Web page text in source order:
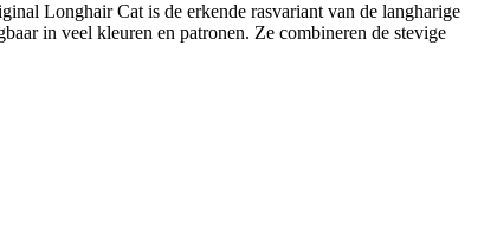
Longhair Cat is de erkende rasvariant van de langharige
in veel kleuren en patronen. Ze combineren de stevige